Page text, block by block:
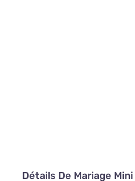
Détails De Mariage